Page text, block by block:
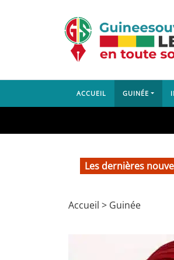
ACCUEIL GUINÉE
Les dernières
Dubréka : un
Accueil > Guinée